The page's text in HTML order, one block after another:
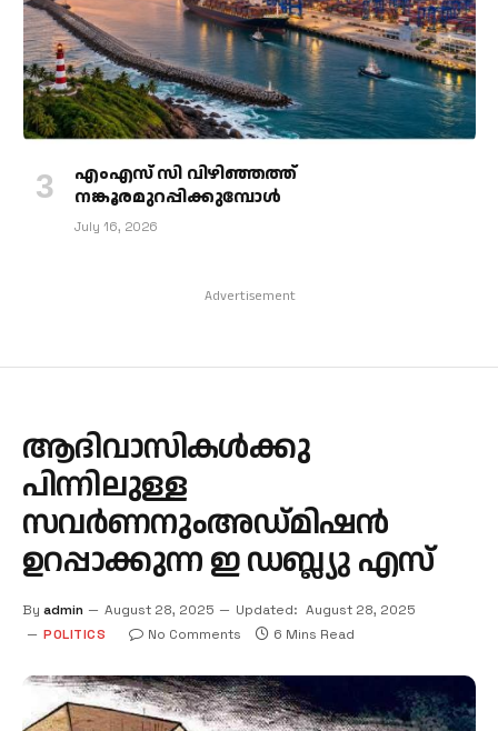
എംഎസ് സി വിഴിഞ്ഞത്ത്
നങ്കൂരമുറപ്പിക്കുമ്പോള്‍
July 16, 2026
Advertisement
ആദിവാസികള്‍ക്കു
പിന്നിലുള്ള
സവര്‍ണനുംഅഡ്മിഷന്‍
ഉറപ്പാക്കുന്ന ഇ ഡബ്ല്യു എസ്
By admin August 28, 2025 Updated: August 28, 2025
POLITICS
No Comments 6 Mins Read